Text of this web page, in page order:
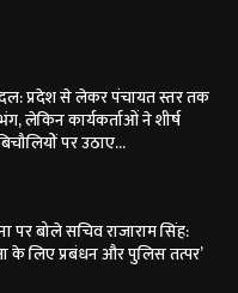
प्रदेश से लेकर पंचायत स्तर तक
लेकिन कार्यकर्ताओं ने शीर्ष
पर उठाए...
पर बोले सचिव राजाराम सिंह:
के लिए प्रबंधन और पुलिस तत्पर’